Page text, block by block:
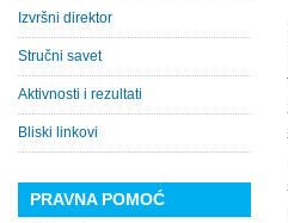
Izvršni direktor
Stručni savet
Aktivnosti i rezultati
Bliski linkovi
PRAVNA POMOĆ